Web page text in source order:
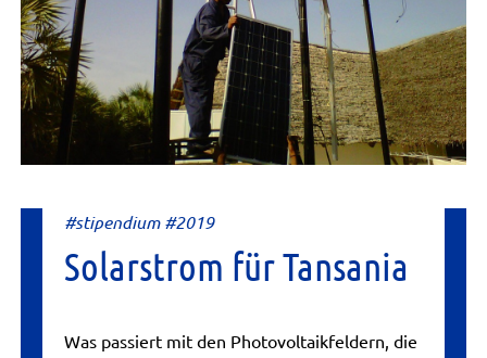
#stipendium #2019
Solarstrom für Tansania
Was passiert mit den Photovoltaikfeldern, die